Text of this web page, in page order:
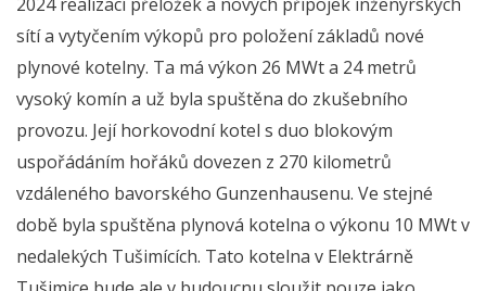
sítí a vytyčením výkopů pro položení základů nové
plynové kotelny. Ta má výkon 26 MWt a 24 metrů
vysoký komín a už byla spuštěna do zkušebního
provozu. Její horkovodní kotel s duo blokovým
uspořádáním hořáků dovezen z 270 kilometrů
vzdáleného bavorského Gunzenhausenu. Ve stejné
době byla spuštěna plynová kotelna o výkonu 10 MWt v
nedalekých Tušimících. Tato kotelna v Elektrárně